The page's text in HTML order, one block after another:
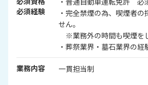
必須経験
・完全禁煙の為、喫煙者の
せん。
※業務外の時間も喫煙を
・葬祭業界・墓石業界の経
業務内容 一貫担当制